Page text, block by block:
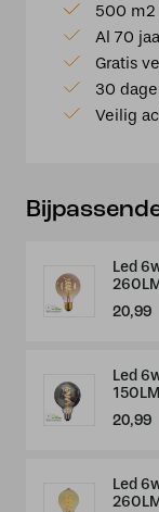
cm
GULARO
hout
bruin+brons
aantal
500 m2
Al 70
Gratis
30
Veilig
Led
20,99
Led
20,99
Led